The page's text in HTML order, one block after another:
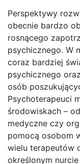
Perspektywy
obecnie bardzo
rosnącego
psychicznego. W
coraz bardziej
psychicznego
osób
Psychoterapeuci
środowiskach –
medyczne czy
pomocą osobom
wielu terapeutów
określonym